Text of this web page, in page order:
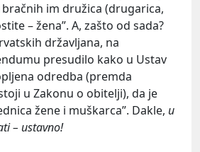
im družica (drugarica,
– žena”. A, zašto od sada?
državljana, na
presudilo kako u Ustav
odredba (premda
u Zakonu o obitelji), da je
žene i muškarca”. Dakle, u
– ustavno!